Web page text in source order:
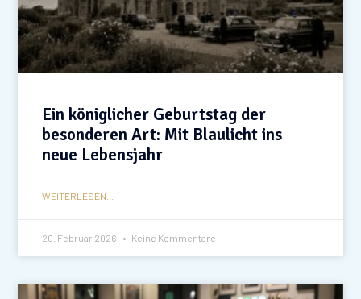
Ein königlicher Geburtstag der
besonderen Art: Mit Blaulicht ins
neue Lebensjahr
WEITERLESEN...
20. Februar 2026 Keine Kommentare